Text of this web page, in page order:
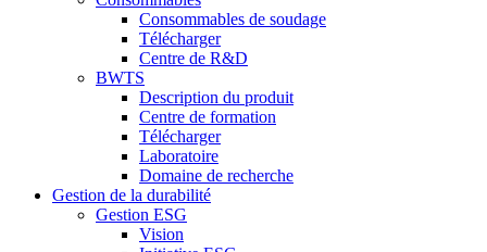
Consommables de soudage
Télécharger
Centre de R&D
BWTS
Description du produit
Centre de formation
Télécharger
Laboratoire
Domaine de recherche
Gestion de la durabilité
Gestion ESG
Vision